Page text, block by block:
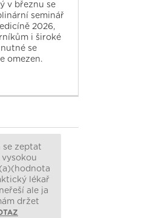
v březnu se
seminář
2026,
i široké
se
omezen.
se zeptat
lékař
ale ja
držet